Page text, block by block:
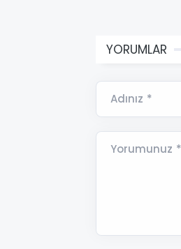
YORUMLAR
Adınız *
Yorumunuz *